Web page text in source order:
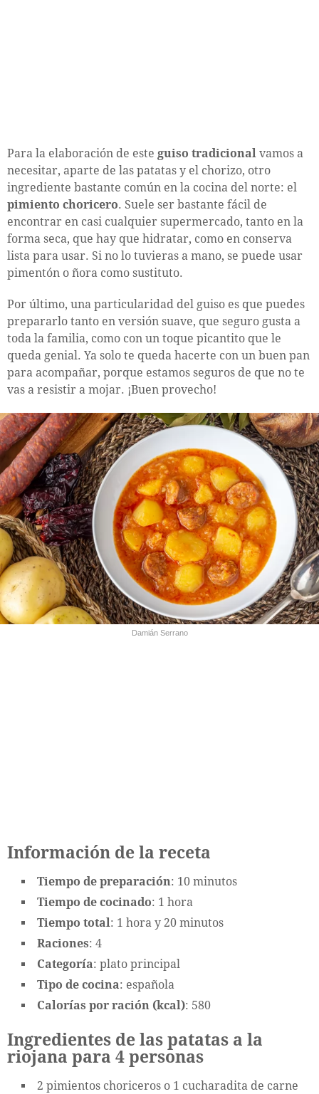
Para la elaboración de este guiso tradicional vamos a
necesitar, aparte de las patatas y el chorizo, otro
ingrediente bastante común en la cocina del norte: el
pimiento choricero. Suele ser bastante fácil de
encontrar en casi cualquier supermercado, tanto en la
forma seca, que hay que hidratar, como en conserva
lista para usar. Si no lo tuvieras a mano, se puede usar
pimentón o ñora como sustituto.
Por último, una particularidad del guiso es que puedes
prepararlo tanto en versión suave, que seguro gusta a
toda la familia, como con un toque picantito que le
queda genial. Ya solo te queda hacerte con un buen pan
para acompañar, porque estamos seguros de que no te
vas a resistir a mojar. ¡Buen provecho!
Damián Serrano
Información de la receta
Tiempo de preparación: 10 minutos
Tiempo de cocinado: 1 hora
Tiempo total: 1 hora y 20 minutos
Raciones: 4
Categoría: plato principal
Tipo de cocina: española
Calorías por ración (kcal): 580
Ingredientes de las patatas a la
riojana para 4 personas
2 pimientos choriceros o 1 cucharadita de carne